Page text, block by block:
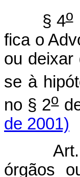
§ 4o
fica o
ou deixar
se à
no § 2o
de 2001)
Art. 4º
órgãos